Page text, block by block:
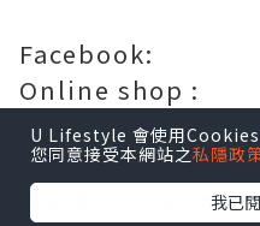
Facebook:
Online shop :
https://
U Lifestyle 會使用Cookies
您同意接受本網站之私隱政
我已